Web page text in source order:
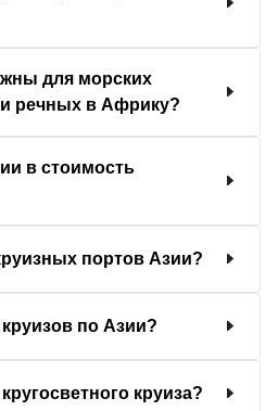
для морских
речных в Африку?
в стоимость
портов Азии?
по Азии?
круиза?